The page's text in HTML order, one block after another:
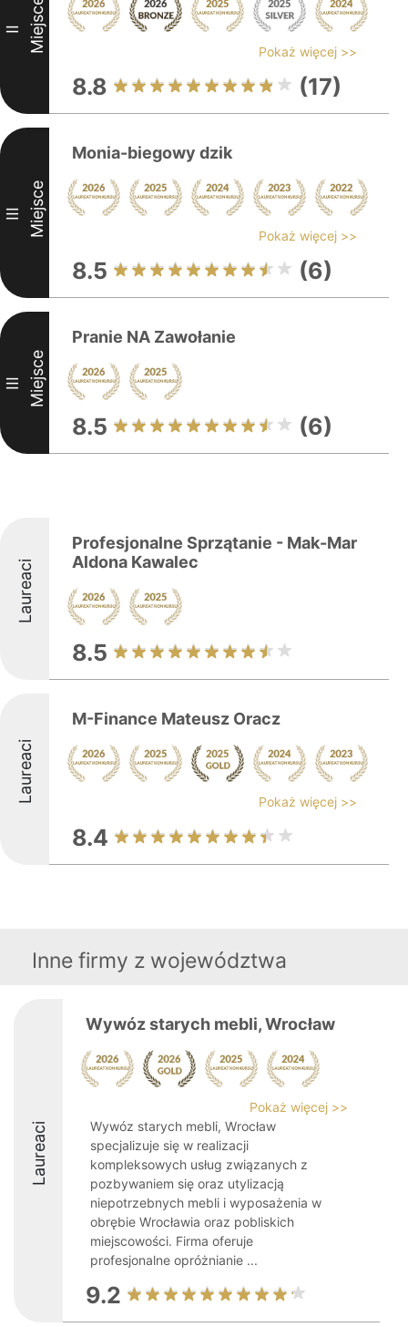
II Miejsce Pokaż więcej >>
8.8 (17)
III Miejsce
Monia-biegowy dzik
Pokaż więcej >>
8.5 (6)
III Miejsce
Pranie NA Zawołanie
8.5 (6)
Laureaci
Profesjonalne Sprzątanie - Mak-Mar
Aldona Kawalec
8.5
Laureaci
M-Finance Mateusz Oracz
Pokaż więcej >>
8.4
Inne firmy z województwa
Laureaci
Wywóz starych mebli, Wrocław
Pokaż więcej >>
Wywóz starych mebli, Wrocław
specjalizuje się w realizacji
kompleksowych usług związanych z
pozbywaniem się oraz utylizacją
niepotrzebnych mebli i wyposażenia w
obrębie Wrocławia oraz pobliskich
miejscowości. Firma oferuje
profesjonalne opróżnianie ...
9.2